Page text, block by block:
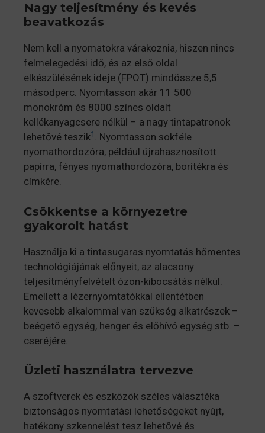
Nagy teljesítmény és kevés
beavatkozás
Nem kell a nyomatokra várakoznia, hiszen nincs
felmelegedési idő, és az első oldal
elkészülésének ideje (FPOT) mindössze 5,5
másodperc. Nyomtasson akár 11 500
monokróm és 8000 színes oldalt
kellékanyagcsere nélkül – a nagy tintapatronok
lehetővé teszik1 . Nyomtasson sokféle
nyomathordozóra, például újrahasznosított
papírra, fényes nyomathordozóra, borítékra és
címkére.
Csökkentse a környezetre
gyakorolt hatást
Használja ki a tintasugaras nyomtatás hőmentes
technológiájának előnyeit, az alacsony
teljesítményfelvételt ózon-kibocsátás nélkül.
Emellett a lézernyomtatókkal ellentétben
kevesebb alkalommal van szükség alkatrészek –
beégető egység, henger és előhívó egység stb. –
cseréjére.
Üzleti használatra tervezve
A szoftverek és eszközök széles választéka
biztonságos nyomtatási lehetőségeket nyújt,
hatékony szkennelést tesz lehetővé és